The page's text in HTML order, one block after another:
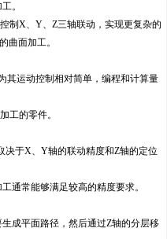
。
制X、Y、Z三轴联动，实现更复杂的
曲面加工。
其运动控制相对简单，编程和计算量
工的零件。
决于X、Y轴的联动精度和Z轴的定位
通常能够满足较高的精度要求。
成平面路径，然后通过Z轴的分层移